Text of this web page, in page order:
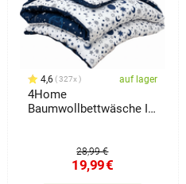
4,6 327x auf lager
4Home
Baumwollbettwäsche In
28,99 €
19,99€